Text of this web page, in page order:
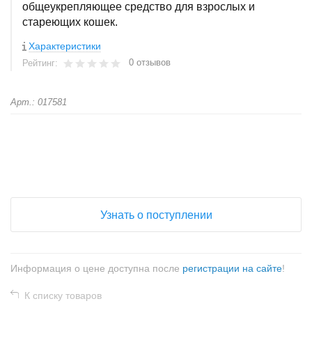
общеукрепляющее средство для взрослых и
стареющих кошек.
Характеристики
Рейтинг: 0 отзывов
Арт.: 017581
Узнать о поступлении
Информация о цене доступна после регистрации на сайте!
К списку товаров